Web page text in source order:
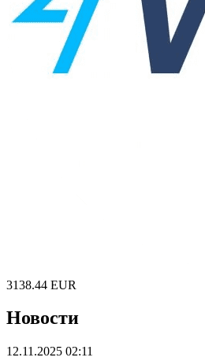
3138.44 EUR
Новости
12.11.2025 02:11